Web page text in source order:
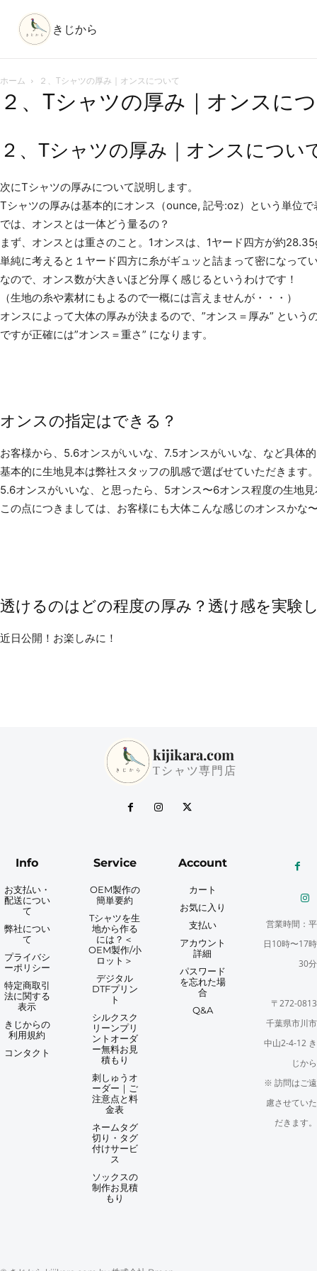
きじから
ホーム ２、Tシャツの厚み｜オンスについて
２、Tシャツの厚み｜オンスに
２、Tシャツの厚み｜オンスについ
次にTシャツの厚みについて説明します。
Tシャツの厚みは基本的にオンス（ounce, 記号:oz）という単位で
では、オンスとは一体どう量るの？
まず、オンスとは重さのこと。1オンスは、1ヤード四方が約
単純に考えると１ヤード四方に糸がギュッと詰まって密になって
なので、オンス数が大きいほど分厚く感じるというわけです！
（生地の糸や素材にもよるので一概には言えませんが・・・）
オンスによって大体の厚みが決まるので、”オンス＝厚み” という
ですが正確には”オンス＝重さ” になります。
オンスの指定はできる？
お客様から、5.6オンスがいいな、7.5オンスがいいな、など具体
基本的に生地見本は弊社スタッフの肌感で選ばせていただきます
5.6オンスがいいな、と思ったら、5オンス〜6オンス程度の生地
この点につきましては、お客様にも大体こんな感じのオンスかな
透けるのはどの程度の厚み？透け感を実験
近日公開！お楽しみに！
kijikara.com
Tシャツ専門店
Info
お支払い・
配送につい
て
弊社につい
て
プライバシ
ーポリシー
特定商取引
法に関する
表示
きじからの
利用規約
コンタクト
Service
OEM製作の
簡単要約
Tシャツを生
地から作る
には？＜
OEM製作/小
ロット＞
デジタル
DTFプリン
ト
シルクスク
リーンプリ
ントオーダ
ー無料お見
積もり
刺しゅうオ
ーダー｜ご
注意点と料
金表
ネームタグ
切り・タグ
付けサービ
ス
ソックスの
制作お見積
もり
Account
カート
お気に入り
支払い
アカウント
詳細
パスワード
を忘れた場
合
Q&A
営業時間：平
日10時〜17時
30分
〒272-0813
千葉県市川市
中山2-4-12 き
じから
※ 訪問はご遠
慮させていた
だきます。